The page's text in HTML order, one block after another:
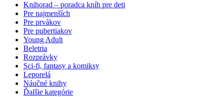
Knihorad – poradca kníh pre deti
Pre najmenších
Pre prvákov
Pre pubertiakov
Young Adult
Beletria
Rozprávky
Sci-fi, fantasy a komiksy
Leporelá
Náučné knihy
Ďalšie kategórie